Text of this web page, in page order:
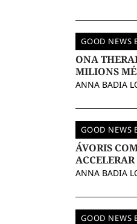
GOOD NEWS
ONA
MILIONS
ANNA BADIA
GOOD NEWS
ÁVORIS
ANNA BADIA
GOOD NEWS